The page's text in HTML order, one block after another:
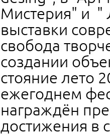
Мистерия" и "
выставки
свобода
создании
стояние лето
ежегоднем
награждён
достижения в